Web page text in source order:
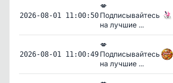
2026-08-01 11:00:50
💋
Подписывайтесь
на лучшие ...
2026-08-01 11:00:49
💋
Подписывайтесь
на лучшие ...